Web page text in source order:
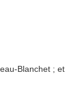
Blanchet ; et